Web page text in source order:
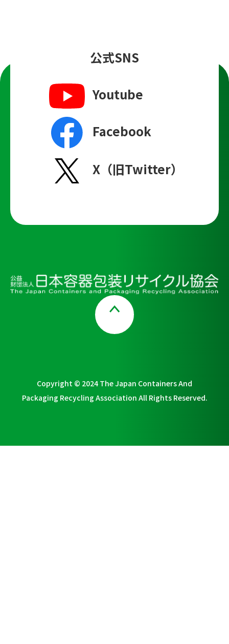
公式SNS
Youtube
Facebook
X（旧Twitter）
Copyright © 2024 The Japan Containers And
Packaging Recycling Association All Rights Reserved.